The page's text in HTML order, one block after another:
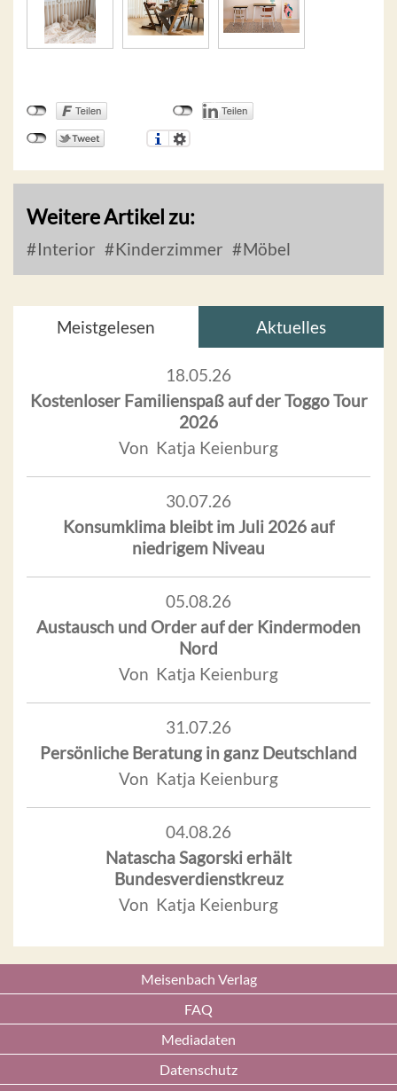
Weitere Artikel zu:
Interior Kinderzimmer Möbel
Meistgelesen Aktuelles
18.05.26
Kostenloser Familienspaß auf der Toggo Tour
2026
Von Katja Keienburg
30.07.26
Konsumklima bleibt im Juli 2026 auf
niedrigem Niveau
05.08.26
Austausch und Order auf der Kindermoden
Nord
Von Katja Keienburg
31.07.26
Persönliche Beratung in ganz Deutschland
Von Katja Keienburg
04.08.26
Natascha Sagorski erhält
Bundesverdienstkreuz
Von Katja Keienburg
Meisenbach Verlag
FAQ
Mediadaten
Datenschutz